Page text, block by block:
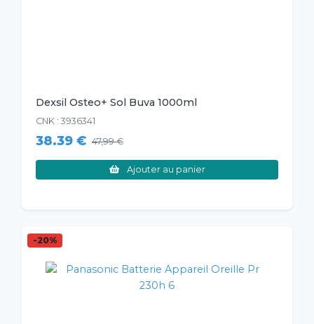
Dexsil Osteo+ Sol Buva 1000ml
CNK : 3936341
38.39 € 47,99 €
Ajouter au panier
-20%